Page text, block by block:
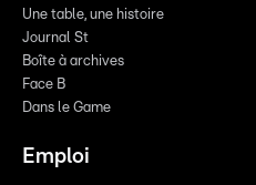
Une table, une histoire
Journal St
Boîte à archives
Face B
Dans le Game
Emploi